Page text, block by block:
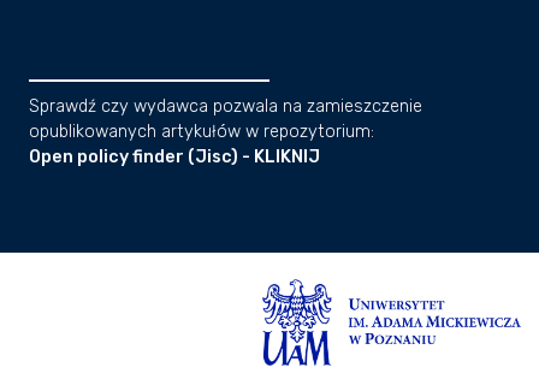
Sprawdź czy wydawca pozwala na zamieszczenie
opublikowanych artykułów w repozytorium:
Open policy finder (Jisc) - KLIKNIJ